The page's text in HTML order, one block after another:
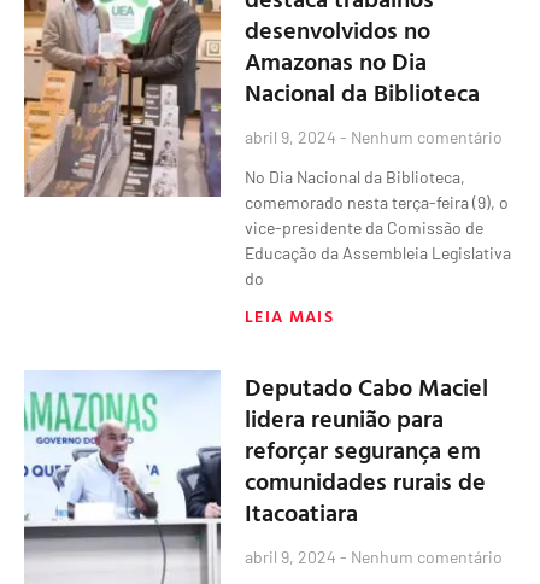
desenvolvidos no
Amazonas no Dia
Nacional da Biblioteca
abril 9, 2024 Nenhum comentário
No Dia Nacional da Biblioteca,
comemorado nesta terça-feira (9), o
vice-presidente da Comissão de
Educação da Assembleia Legislativa
do
LEIA MAIS
Deputado Cabo Maciel
lidera reunião para
reforçar segurança em
comunidades rurais de
Itacoatiara
abril 9, 2024 Nenhum comentário